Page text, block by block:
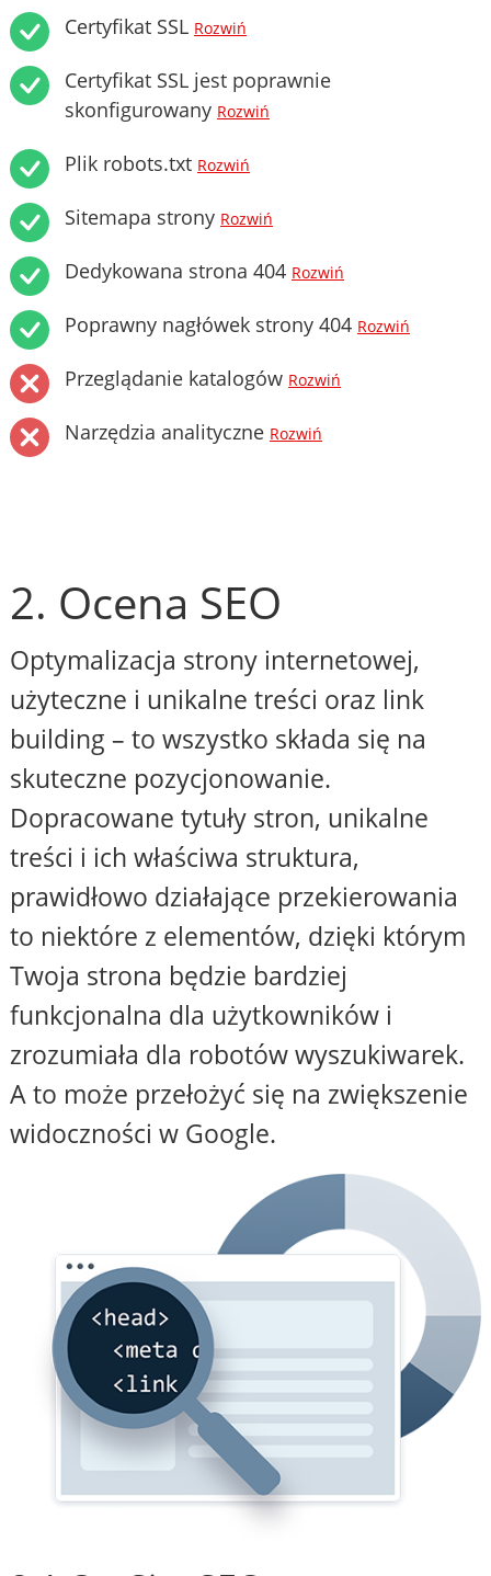
Certyfikat SSL Rozwiń
Certyfikat SSL jest poprawnie
skonfigurowany Rozwiń
Plik robots.txt Rozwiń
Sitemapa strony Rozwiń
Dedykowana strona 404 Rozwiń
Poprawny nagłówek strony 404 Rozwiń
Przeglądanie katalogów Rozwiń
Narzędzia analityczne Rozwiń
2. Ocena SEO
Optymalizacja strony internetowej,
użyteczne i unikalne treści oraz link
building – to wszystko składa się na
skuteczne pozycjonowanie.
Dopracowane tytuły stron, unikalne
treści i ich właściwa struktura,
prawidłowo działające przekierowania
to niektóre z elementów, dzięki którym
Twoja strona będzie bardziej
funkcjonalna dla użytkowników i
zrozumiała dla robotów wyszukiwarek.
A to może przełożyć się na zwiększenie
widoczności w Google.